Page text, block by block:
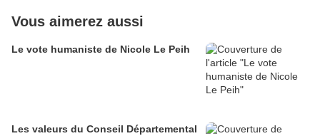
Vous aimerez aussi
Le vote humaniste de Nicole Le Peih
Les valeurs du Conseil Départemental